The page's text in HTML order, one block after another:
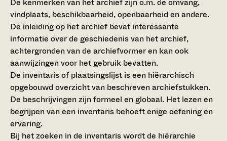
vindplaats, beschikbaarheid, openbaarheid en andere.
De inleiding op het archief bevat interessante
informatie over de geschiedenis van het archief,
achtergronden van de archiefvormer en kan ook
aanwijzingen voor het gebruik bevatten.
De inventaris of plaatsingslijst is een hiërarchisch
opgebouwd overzicht van beschreven archiefstukken.
De beschrijvingen zijn formeel en globaal. Het lezen en
begrijpen van een inventaris behoeft enige oefening en
ervaring.
Bij het zoeken in de inventaris wordt de hiërarchie